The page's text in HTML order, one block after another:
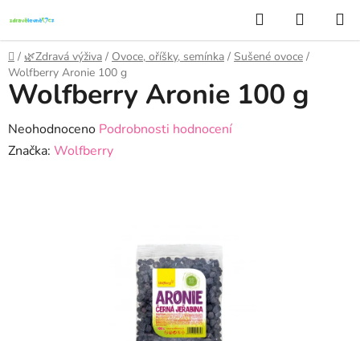
na
obsah
Hledat
KOŠÍK
Domů
/ 🌿Zdravá výživa / Ovoce, oříšky, semínka / Sušené ovoce /
Wolfberry Aronie 100 g
Wolfberry Aronie 100 g
Průměrné
hodnocení
Neohodnoceno Podrobnosti hodnocení
Značka: Wolfberry